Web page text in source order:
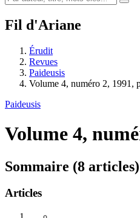
Fil d'Ariane
Érudit
Revues
Paideusis
Volume 4, numéro 2, 1991,
Paideusis
Volume 4,
Sommaire (8 articles)
Articles